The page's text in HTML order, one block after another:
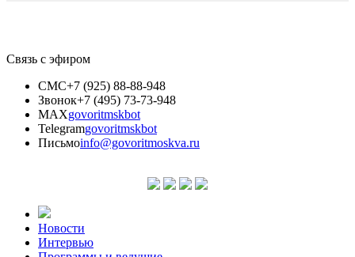
Связь с эфиром
СМС+7 (925) 88-88-948
Звонок+7 (495) 73-73-948
MAXgovoritmskbot
Telegramgovoritmskbot
Письмоinfo@govoritmoskva.ru
Новости
Интервью